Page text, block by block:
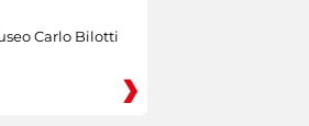
Carlo Bilotti